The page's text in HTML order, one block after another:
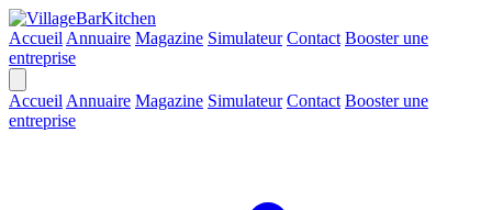
Accueil Annuaire Magazine Simulateur Contact Booster une
entreprise
Accueil Annuaire Magazine Simulateur Contact Booster une
entreprise